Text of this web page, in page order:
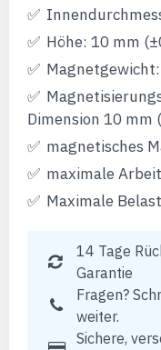
Höhe: 10 mm
Dimension 10 mm
magnetisches
maximale
Maximale
14 Tage
Garantie
Fragen?
weiter.
Sichere,